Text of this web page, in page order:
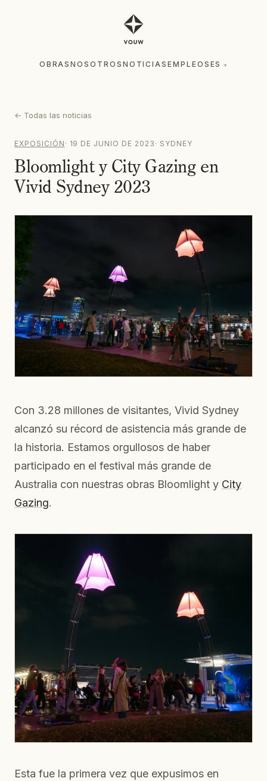
OBRASNOSOTROS NOTICIASEMPLEOS ES ▾
← Todas las noticias
EXPOSICIÓN · 19 DE JUNIO DE 2023 · SYDNEY
Bloomlight y City Gazing en
Vivid Sydney 2023
Con 3.28 millones de visitantes, Vivid Sydney
alcanzó su récord de asistencia más grande de
la historia. Estamos orgullosos de haber
participado en el festival más grande de
Australia con nuestras obras Bloomlight y City
Gazing.
Esta fue la primera vez que expusimos en